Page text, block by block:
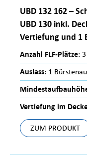
UBD 132 162 –
UBD 130 inkl.
Vertiefung und 1
Anzahl FLF-Plätze: 3
Auslass: 1
Vertiefung im
ZUM PRODUKT